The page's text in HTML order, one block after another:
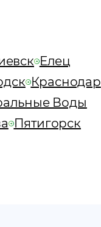
Елец
Краснодар
Воды
Пятигорск